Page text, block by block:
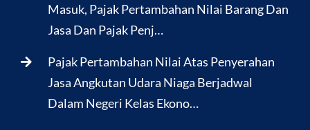
Masuk, Pajak Pertambahan Nilai Barang Dan
Jasa Dan Pajak Penj…
Pajak Pertambahan Nilai Atas Penyerahan
Jasa Angkutan Udara Niaga Berjadwal
Dalam Negeri Kelas Ekono…